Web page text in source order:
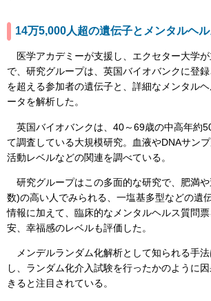
14万5,000人超の遺伝子とメンタルヘ
医学アカデミーが支援し、エクセター大学
で、研究グループは、英国バイオバンクに登
を超える参加者の遺伝子と、詳細なメンタル
ータを解析した。
英国バイオバンクは、40～69歳の中高年約
て調査している大規模研究。血液やDNAサン
活動レベルなどの関連を調べている。
研究グループはこの多面的な研究で、肥満
数)の高い人でみられる、一塩基多型などの遺
情報に加えて、臨床的なメンタルヘルス質問
安、幸福感のレベルも評価した。
メンデルランダム化解析として知られる手
し、ランダム化介入試験を行ったかのように
きると注目されている。